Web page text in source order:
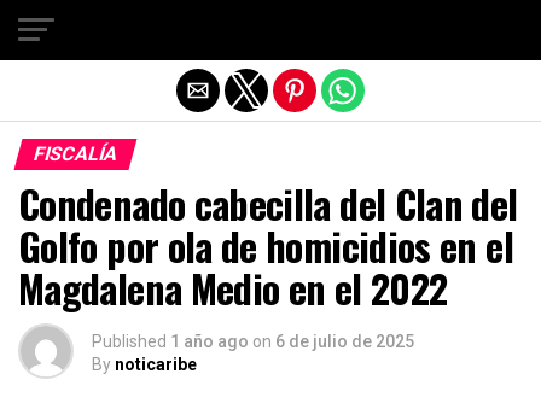
FISCALÍA
Condenado cabecilla del Clan del
Golfo por ola de homicidios en el
Magdalena Medio en el 2022
Published 1 año ago on 6 de julio de 2025
By noticaribe